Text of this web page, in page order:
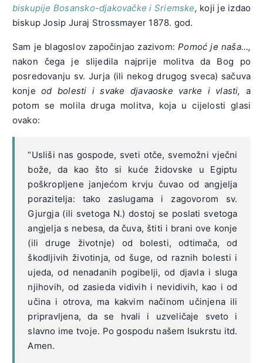
biskupije Bosansko-djakovačke i Sriemske, koji je izdao
biskup Josip Juraj Strossmayer 1878. god.
Sam je blagoslov započinjao zazivom:Pomoć je naša…,
nakon čega je slijedila najprije molitva da Bog po
posredovanju sv. Jurja (ili nekog drugog sveca) sačuva
konjeod bolesti i svake djavaoske varke i vlasti, a
potom se molila druga molitva, koja u cijelosti glasi
ovako:
“Usliši nas gospode, sveti otče, svemožni vječni
bože, da kao što si kuće židovske u Egiptu
poškropljene janjećom krvju čuvao od angjelja
porazitelja: tako zaslugama i zagovorom sv.
Gjurgja (ili svetoga N.) dostoj se poslati svetoga
angjelja s nebesa, da čuva, štiti i brani ove konje
(ili druge životnje) od bolesti, odtimača, od
škodljivih životinja, od šuge, od raznih bolesti i
ujeda, od nenadanih pogibelji, od djavla i sluga
njihovih, od zasieda vidivih i nevidivih, kao i od
učina i otrova, ma kakvim načinom učinjena ili
pripravljena, da se hvali i uzveličaje sveto i
slavno ime tvoje. Po gospodu našem Isukrstu itd.
Amen.